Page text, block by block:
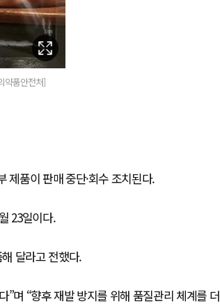
약품안전처]
제품이 판매 중단·회수 조치된다.
23일이다.
달라고 전했다.
며 “향후 재발 방지를 위해 품질관리 체계를 더